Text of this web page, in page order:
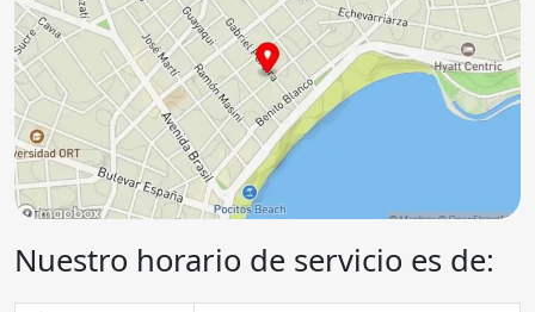
Nuestro horario de servicio es de: